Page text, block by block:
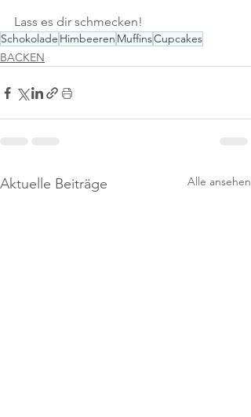
Lass es dir schmecken!
Schokolade Himbeeren MuffinsCupcakes
BACKEN
Aktuelle Beiträge Alle ansehen